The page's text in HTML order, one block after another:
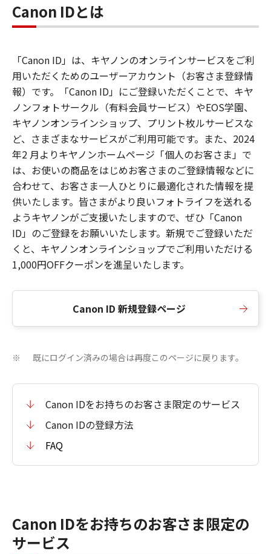
Canon IDとは
「Canon ID」は、キヤノンのオンラインサービスをご利
用いただくためのユーザーアカウント（お客さま登録情
報）です。「Canon ID」にご登録いただくことで、キヤ
ノンフォトサークル（有料会員サービス）やEOS学園、
キヤノンオンラインショップ、プリント枚ルサービスな
ど、さまざまなサービスがご利用可能です。また、2024
年2 月よりキヤノンホームページ「個人のお客さま」で
は、お使いの商品をはじめお客さまのご登録情報などに
合わせて、お客さま一人ひとりに最適化された情報を提
供いたします。皆さまがより良いフォトライフを送れる
ようキヤノンがご支援いたしますので、ぜひ「Canon
ID」のご登録をお願いいたします。新規でご登録いただ
くと、キヤノンオンラインショップでご利用いただける
1,000円OFFクーポンを進呈いたします。
Canon ID 新規登録ページ
※ 既にログイン済みの場合は再度このページに戻ります。
Canon IDをお持ちのお客さま限定のサービス
Canon IDの登録方法
FAQ
Canon IDをお持ちのお客さま限定の
サービス